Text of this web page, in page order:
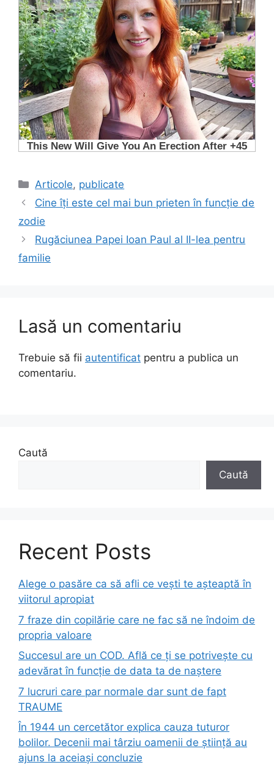
Categorii
Articole, publicate
Cine îți este cel mai bun prieten în funcție de
zodie
Rugăciunea Papei Ioan Paul al II-lea pentru
familie
Lasă un comentariu
Trebuie să fii autentificat pentru a publica un
comentariu.
Caută
Caută
Recent Posts
Alege o pasăre ca să afli ce vești te așteaptă în
viitorul apropiat
7 fraze din copilărie care ne fac să ne îndoim de
propria valoare
Succesul are un COD. Află ce ți se potrivește cu
adevărat în funcție de data ta de naștere
7 lucruri care par normale dar sunt de fapt
TRAUME
În 1944 un cercetător explica cauza tuturor
bolilor. Decenii mai târziu oamenii de știință au
ajuns la aceiași concluzie